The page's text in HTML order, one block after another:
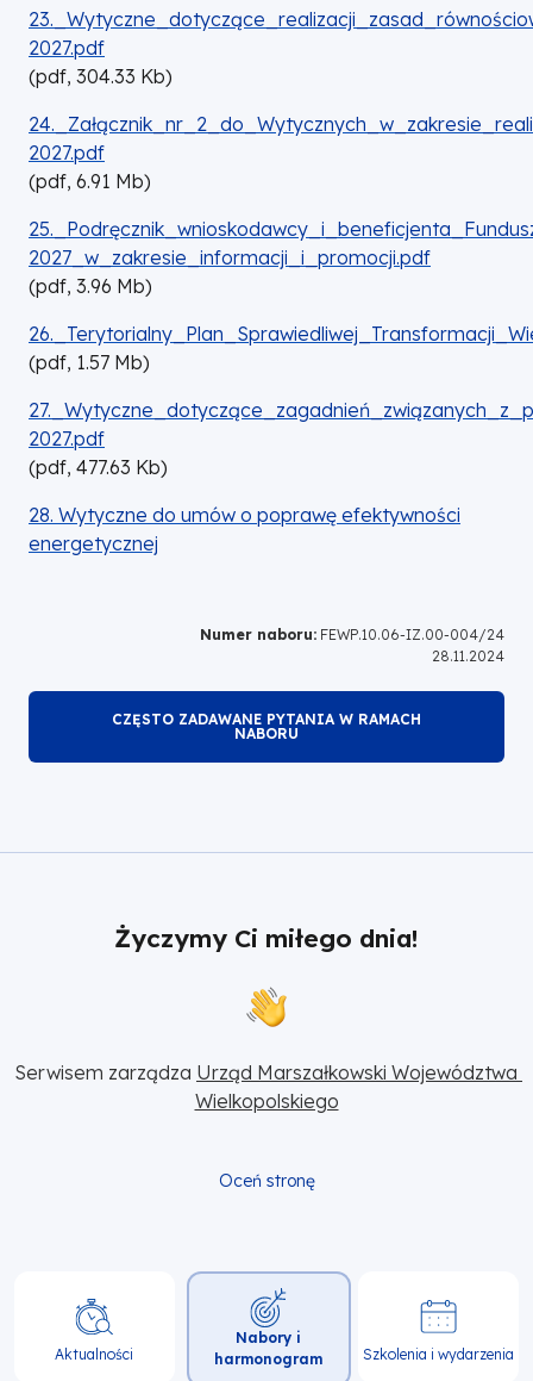
DOKUMENT
2027.pdf
(pdf, 304.33 Kb)
DOKUMENT
2027.pdf
(pdf, 6.91 Mb)
DOKUMENT
2027_w_zakresie_informacji_i_promocji.pdf
(pdf, 3.96 Mb)
DOKUMENT
(pdf, 1.57 Mb)
DOKUMENT
2027.pdf
(pdf, 477.63 Kb)
28. Wytyczne do umów o poprawę efektywności
energetycznej
Numer naboru: FEWP.10.06-IZ.00-004/24
28.11.2024
CZĘSTO ZADAWANE PYTANIA W RAMACH
NABORU
Życzymy Ci miłego dnia!
Serwisem zarządza Urząd Marszałkowski Województwa
Wielkopolskiego
Oceń stronę
Główna
nawigacja
Aktualności
Nabory i
harmonogram
Szkolenia i wydarzenia